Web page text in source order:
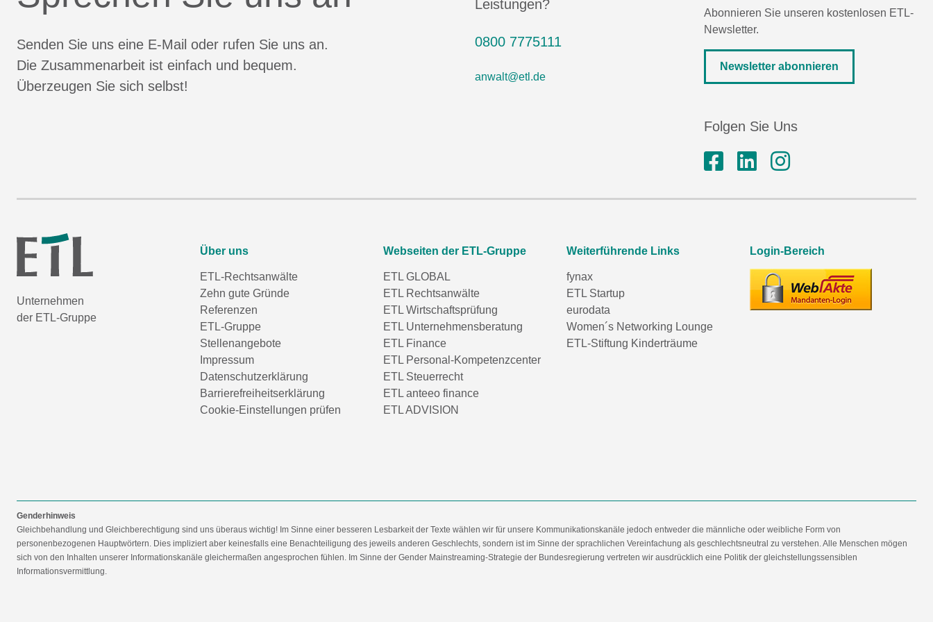
Senden Sie uns eine E-Mail oder rufen Sie uns an.
Die Zusammenarbeit ist einfach und bequem.
Überzeugen Sie sich selbst!
Leistungen?
0800 7775111
anwalt@etl.de
Abonnieren Sie unseren kostenlosen ETL-
Newsletter.
Newsletter abonnieren
Folgen Sie Uns
Unternehmen
der ETL-Gruppe
Über uns
ETL-Rechtsanwälte
Zehn gute Gründe
Referenzen
ETL-Gruppe
Stellenangebote
Impressum
Datenschutzerklärung
Barrierefreiheitserklärung
Cookie-Einstellungen prüfen
Webseiten der ETL-Gruppe
ETL GLOBAL
ETL Rechtsanwälte
ETL Wirtschaftsprüfung
ETL Unternehmensberatung
ETL Finance
ETL Personal-Kompetenzcenter
ETL Steuerrecht
ETL anteeo finance
ETL ADVISION
Weiterführende Links
fynax
ETL Startup
eurodata
Women´s Networking Lounge
ETL-Stiftung Kinderträume
Login-Bereich
Genderhinweis
Gleichbehandlung und Gleichberechtigung sind uns überaus wichtig! Im Sinne einer besseren Lesbarkeit der Texte wählen wir für unsere Kommunikationskanäle jedoch entweder die männliche oder weibliche Form von
personenbezogenen Hauptwörtern. Dies impliziert aber keinesfalls eine Benachteiligung des jeweils anderen Geschlechts, sondern ist im Sinne der sprachlichen Vereinfachung als geschlechtsneutral zu verstehen. Alle Menschen mögen
sich von den Inhalten unserer Informationskanäle gleichermaßen angesprochen fühlen. Im Sinne der Gender Mainstreaming-Strategie der Bundesregierung vertreten wir ausdrücklich eine Politik der gleichstellungssensiblen
Informationsvermittlung.